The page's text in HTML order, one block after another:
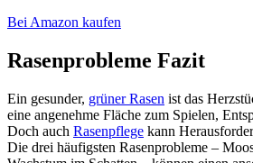
Bei Amazon kaufen
Rasenprobleme Fazit
Ein gesunder, grüner Rasen ist das
eine angenehme Fläche zum Spielen,
Doch auch Rasenpflege kann
Die drei häufigsten Rasenprobleme –